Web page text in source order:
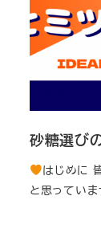
砂糖選び
はじめに
と思ってい